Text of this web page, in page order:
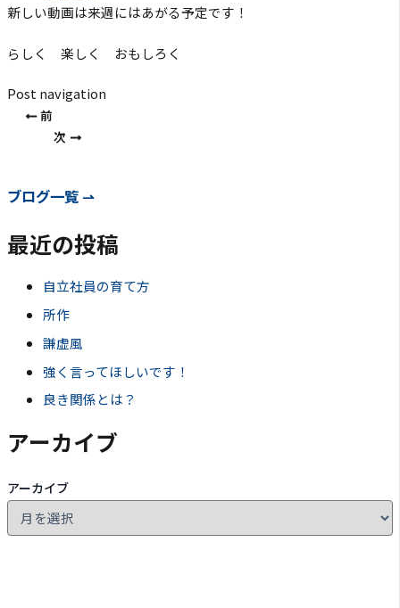
新しい動画は来週にはあがる予定です！
らしく 楽しく おもしろく
Post navigation
前
次
ブログ一覧 ⇀
最近の投稿
自立社員の育て方
所作
謙虚風
強く言ってほしいです！
良き関係とは？
アーカイブ
アーカイブ